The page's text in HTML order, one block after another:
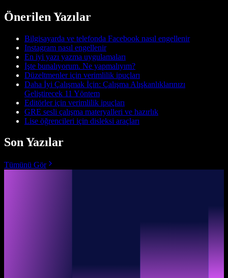
Önerilen Yazılar
Bilgisayarda ve telefonda Facebook nasıl engellenir
Instagram nasıl engellenir
En iyi yazı yazma uygulamaları
İşte bunalıyorum. Ne yapmalıyım?
Düzeltmenler için verimlilik ipuçları
Daha İyi Çalışmak İçin: Çalışma Alışkanlıklarınızı
Geliştirecek 11 Yöntem
Editörler için verimlilik ipuçları
GRE sesli çalışma materyalleri ve hazırlık
Lise öğrencileri için disleksi araçları
Son Yazılar
Tümünü Gör